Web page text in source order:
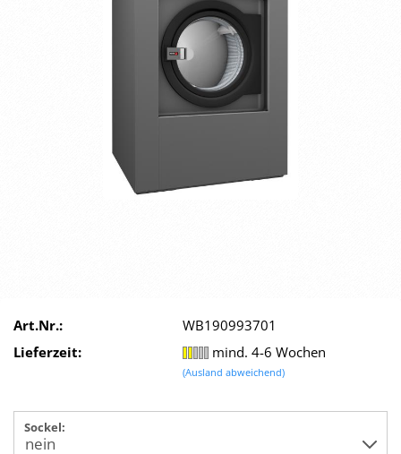
Art.Nr.:
WB190993701
Lieferzeit:
mind. 4-6 Wochen
(Ausland abweichend)
Sockel: